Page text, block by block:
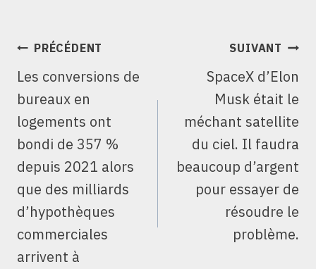
NAVIGATION
L’ARTICLE
PRÉCÉDENT
Les conversions de
bureaux en
logements ont
bondi de 357 %
depuis 2021 alors
que des milliards
d’hypothèques
commerciales
arrivent à
SUIVANT
SpaceX d’Elon
Musk était le
méchant satellite
du ciel. Il faudra
beaucoup d’argent
pour essayer de
résoudre le
problème.